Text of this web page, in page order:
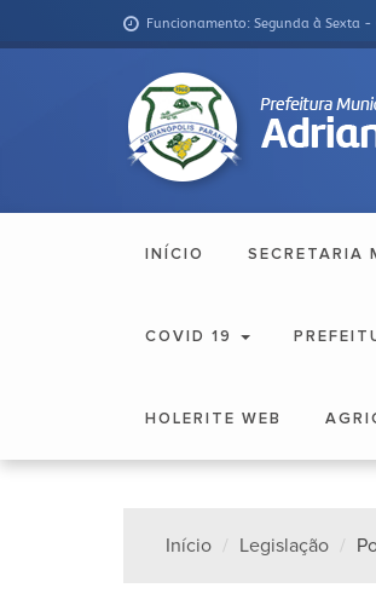
Funcionamento: Segunda à Sexta
INÍCIO SECRETARIA
COVID 19
HOLERITE WEB
Início Legislação